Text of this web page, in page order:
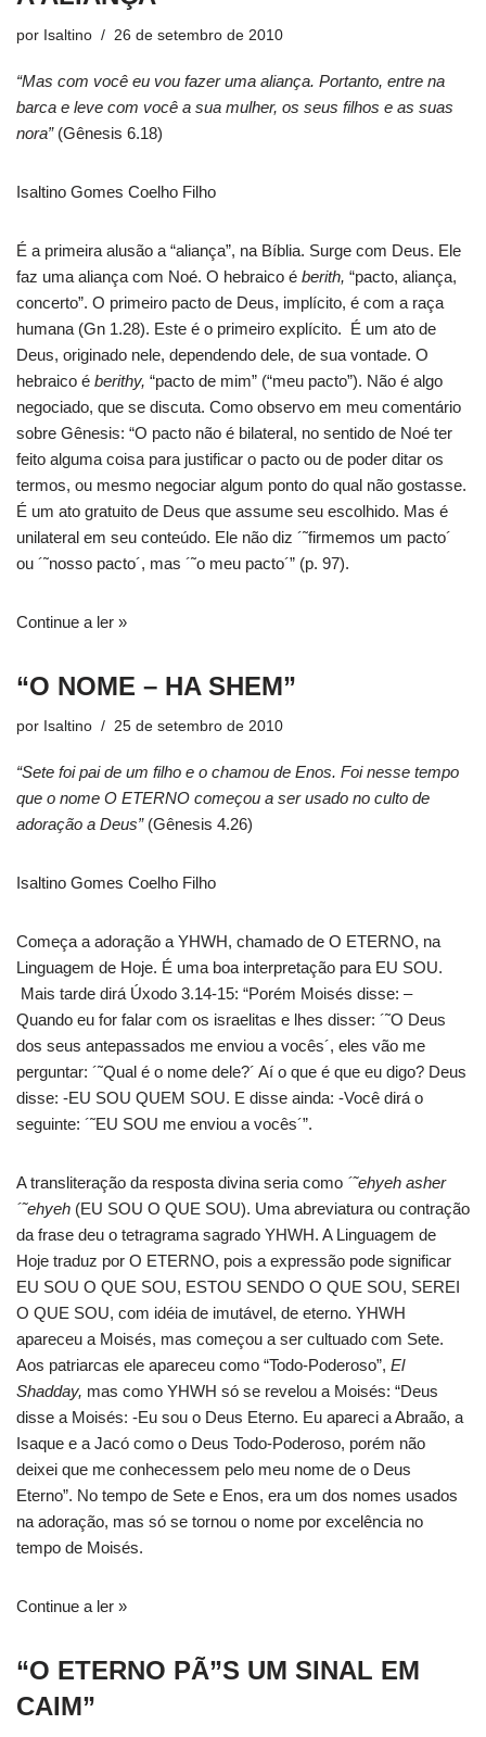
por Isaltino 26 de setembro de 2010
“Mas com você eu vou fazer uma aliança. Portanto, entre na
barca e leve com você a sua mulher, os seus filhos e as suas
nora” (Gênesis 6.18)
Isaltino Gomes Coelho Filho
É a primeira alusão a “aliança”, na Bíblia. Surge com Deus. Ele
faz uma aliança com Noé. O hebraico é berith, “pacto, aliança,
concerto”. O primeiro pacto de Deus, implícito, é com a raça
humana (Gn 1.28). Este é o primeiro explícito. É um ato de
Deus, originado nele, dependendo dele, de sua vontade. O
hebraico é berithy, “pacto de mim” (“meu pacto”). Não é algo
negociado, que se discuta. Como observo em meu comentário
sobre Gênesis: “O pacto não é bilateral, no sentido de Noé ter
feito alguma coisa para justificar o pacto ou de poder ditar os
termos, ou mesmo negociar algum ponto do qual não gostasse.
É um ato gratuito de Deus que assume seu escolhido. Mas é
unilateral em seu conteúdo. Ele não diz ´˜firmemos um pacto´
ou ´˜nosso pacto´, mas ´˜o meu pacto´” (p. 97).
Continue a ler »
“O NOME – HA SHEM”
por Isaltino 25 de setembro de 2010
“Sete foi pai de um filho e o chamou de Enos. Foi nesse tempo
que o nome O ETERNO começou a ser usado no culto de
adoração a Deus” (Gênesis 4.26)
Isaltino Gomes Coelho Filho
Começa a adoração a YHWH, chamado de O ETERNO, na
Linguagem de Hoje. É uma boa interpretação para EU SOU.
Mais tarde dirá Úxodo 3.14-15: “Porém Moisés disse: –
Quando eu for falar com os israelitas e lhes disser: ´˜O Deus
dos seus antepassados me enviou a vocês´, eles vão me
perguntar: ´˜Qual é o nome dele?´ Aí o que é que eu digo? Deus
disse: -EU SOU QUEM SOU. E disse ainda: -Você dirá o
seguinte: ´˜EU SOU me enviou a vocês´”.
A transliteração da resposta divina seria como ´˜ehyeh asher
´˜ehyeh (EU SOU O QUE SOU). Uma abreviatura ou contração
da frase deu o tetragrama sagrado YHWH. A Linguagem de
Hoje traduz por O ETERNO, pois a expressão pode significar
EU SOU O QUE SOU, ESTOU SENDO O QUE SOU, SEREI
O QUE SOU, com idéia de imutável, de eterno. YHWH
apareceu a Moisés, mas começou a ser cultuado com Sete.
Aos patriarcas ele apareceu como “Todo-Poderoso”, El
Shadday, mas como YHWH só se revelou a Moisés: “Deus
disse a Moisés: -Eu sou o Deus Eterno. Eu apareci a Abraão, a
Isaque e a Jacó como o Deus Todo-Poderoso, porém não
deixei que me conhecessem pelo meu nome de o Deus
Eterno”. No tempo de Sete e Enos, era um dos nomes usados
na adoração, mas só se tornou o nome por excelência no
tempo de Moisés.
Continue a ler »
“O ETERNO PÃ”S UM SINAL EM
CAIM”